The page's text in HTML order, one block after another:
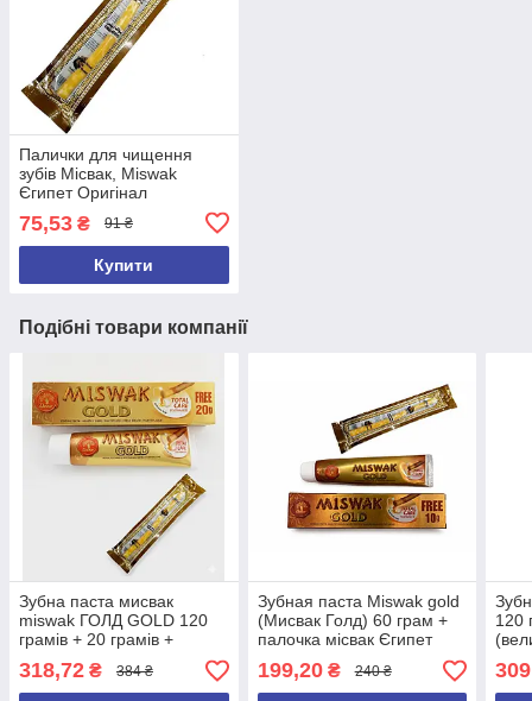
Палички для чищення
зубів Місвак, Miswak
Єгипет Оригінал
75,53 ₴ 91 ₴
Купити
Подібні товари компанії
Зубна паста мисвак
miswak ГОЛД GOLD 120
грамів + 20 грамів +
палочка місвак Єгипет
318,72 ₴ 384 ₴
Зубная паста Miswak gold
(Мисвак Голд) 60 грам +
палочка місвак Єгипет
Оригінал
199,20₴ 240 ₴
120